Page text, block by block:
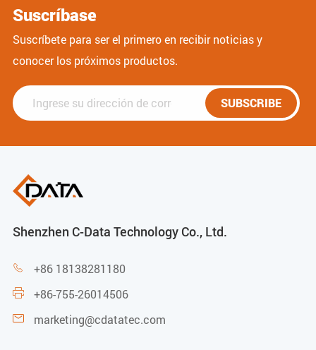
Suscríbase
Suscríbete para ser el primero en recibir noticias y
conocer los próximos productos.
SUBSCRIBE
Shenzhen C-Data Technology Co., Ltd.
 +86 18138281180
 +86-755-26014506
 marketing@cdatatec.com